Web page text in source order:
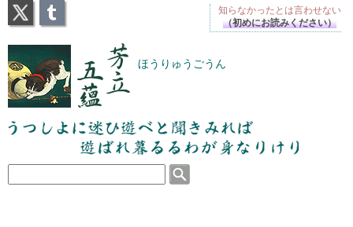
芳立五蘊 ほうりゅうごうん
うつしよに迷ひ遊べと聞きみれば遊ばれ暮るるわが
身なりけり
知らなかったとは言わせない
（初めにお読みください）
X Tumblr